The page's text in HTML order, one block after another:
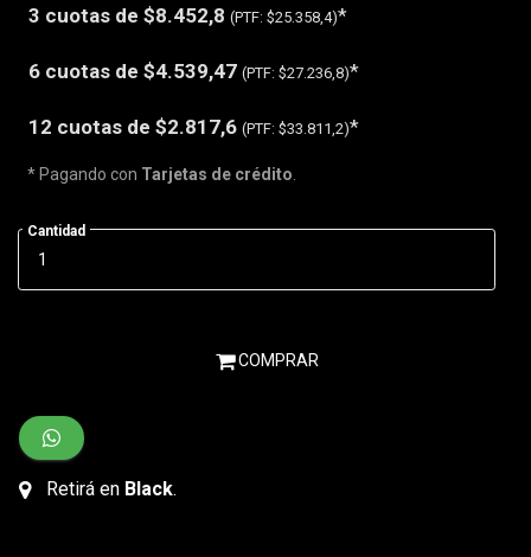
3 cuotas de $8.452,8 (PTF: $25.358,4)*
6 cuotas de $4.539,47 (PTF: $27.236,8)*
12 cuotas de $2.817,6 (PTF: $33.811,2)*
* Pagando con Tarjetas de crédito.
Cantidad
COMPRAR
Retirá en Black.